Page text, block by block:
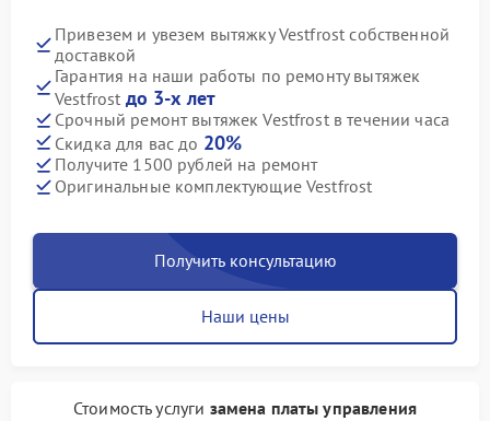
Привезем и увезем вытяжку Vestfrost собственной
доставкой
Гарантия на наши работы по ремонту вытяжек
Vestfrost до 3-х лет
Срочный ремонт вытяжек Vestfrost в течении часа
Скидка для вас до 20%
Получите 1500 рублей на ремонт
Оригинальные комплектующие Vestfrost
Получить консультацию
Наши цены
Стоимость услуги замена платы управления